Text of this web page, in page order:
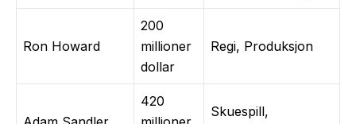
Ron Howard
200
millioner
dollar
Regi, Produksjon
420
Skuespill,